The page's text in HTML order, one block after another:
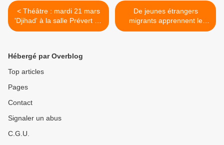
< Théâtre : mardi 21 mars
'Djihad' à la salle Prévert de
La Séguinière
De jeunes étrangers
migrants apprennent le
français sur les planches au
Hébergé par Overblog
Top articles
Pages
Contact
Signaler un abus
C.G.U.